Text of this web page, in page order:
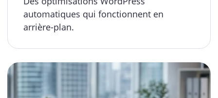
automatiques qui fonctionnent en
arrière-plan.